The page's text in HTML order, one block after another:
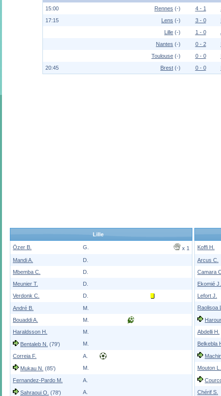
15:00
Rennes (-) 4 - 1
17:15
Lens (-) 3 - 0
Lille (-) 1 - 0
Nantes (-) 0 - 2
Toulouse (-) 0 - 0
20:45
Brest (-) 0 - 0
Lille
Özer B. G.
x 1
Mandi A.
D.
Mbemba C.
D.
Meunier T.
D.
Verdonk C.
D.
André B.
M.
Bouaddi A.
M.
Haraldsson H.
M.
Bentaleb N. (79') M.
Correia F. A.
Mukau N. (85') M.
Fernandez-Pardo M. A.
Sahraoui O. (78') A.
Koffi H.
Arcus C.
Camara
Ekomié J.
Lefort J.
Raolisoa
Abdelli H.
Belkebla
Mouton L.
Chérif S.